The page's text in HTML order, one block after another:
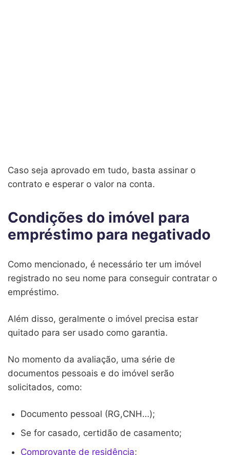
Caso seja aprovado em tudo, basta assinar o
contrato e esperar o valor na conta.
Condições do imóvel para
empréstimo para negativado
Como mencionado, é necessário ter um imóvel
registrado no seu nome para conseguir contratar o
empréstimo.
Além disso, geralmente o imóvel precisa estar
quitado para ser usado como garantia.
No momento da avaliação, uma série de
documentos pessoais e do imóvel serão
solicitados, como:
Documento pessoal (RG,CNH…);
Se for casado, certidão de casamento;
Comprovante de residência;